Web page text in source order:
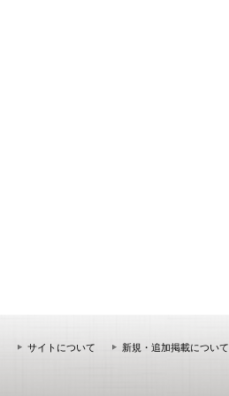
サイトについて 新規・追加掲載について